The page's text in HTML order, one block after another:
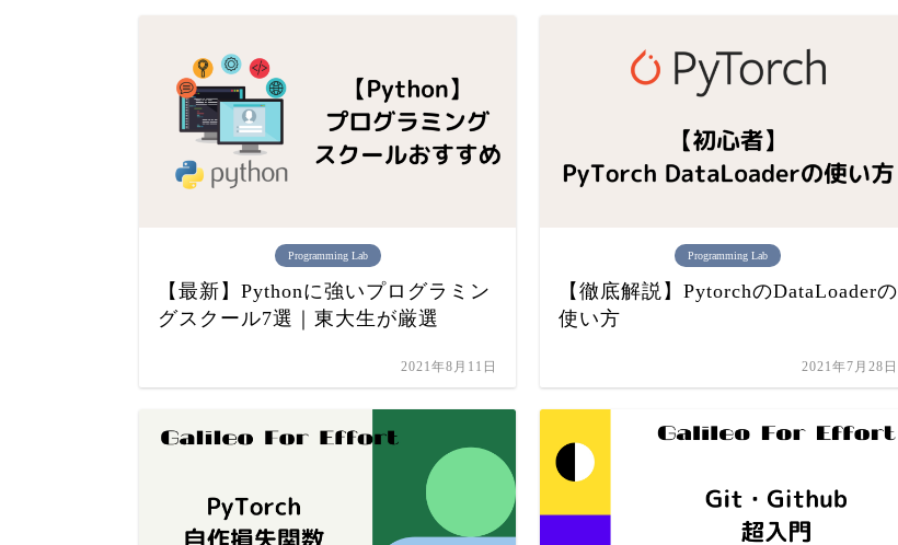
Programming Lab
【最新】Pythonに強いプログラミン
グスクール7選｜東大生が厳選
2021年8月11日
Programming Lab
【徹底解説】PytorchのDataLoaderの
使い方
2021年7月28日